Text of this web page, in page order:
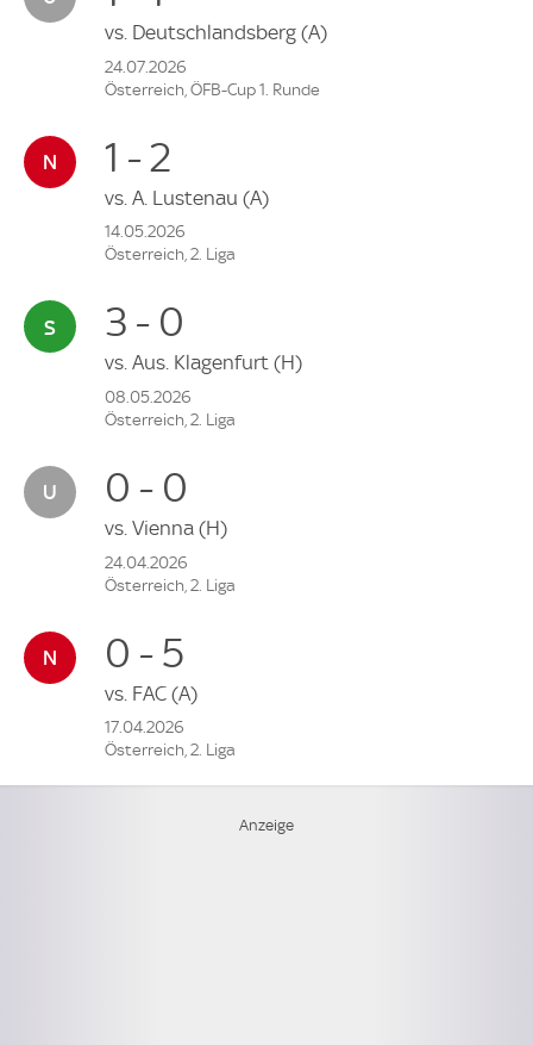
vs. Deutschlandsberg (A)
24.07.2026
Österreich, ÖFB-Cup 1. Runde
1 - 2
vs. A. Lustenau (A)
14.05.2026
Österreich, 2. Liga
3 - 0
vs. Aus. Klagenfurt (H)
08.05.2026
Österreich, 2. Liga
0 - 0
vs. Vienna (H)
24.04.2026
Österreich, 2. Liga
0 - 5
vs. FAC (A)
17.04.2026
Österreich, 2. Liga